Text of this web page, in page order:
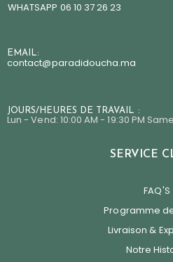
WHATSAPP 06 10 37 26 23
EMAIL:
contact@paradidoucha.ma
JOURS/HEURES DE TRAVAIL :
Lun - Vend: 10:00 AM - 19:30 PM
SERVICE
FAQ'S
Programme
Livraison &
Notre